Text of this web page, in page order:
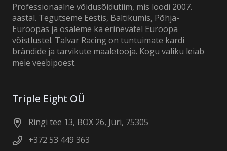
Professionaalne võidusõidutiim, mis loodi 2007.
aastal. Tegutseme Eestis, Baltikumis, Põhja-
Euroopas ja osaleme ka erinevatel Euroopa
võistlustel. Talvar Racing on tuntuimate kardi
brändide ja tarvikute maaletooja. Kogu valiku leiab
meie veebipoest.
Triple Eight OÜ
Ringi tee 13, BOX 26, Jüri, 75305
+372 53 449 363